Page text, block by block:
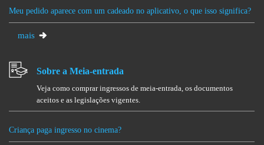
Meu pedido aparece com um cadeado no aplicativo, o que isso significa?
mais
Sobre a Meia-entrada
Veja como comprar ingressos de meia-entrada, os documentos
aceitos e as legislações vigentes.
Criança paga ingresso no cinema?